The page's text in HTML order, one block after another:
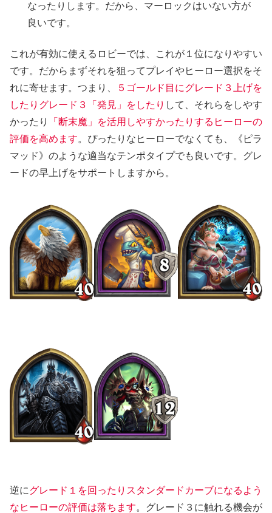
なったりします。だから、マーロックはいない方が
良いです。
これが有効に使えるロビーでは、これが１位になりやすい
です。だからまずそれを狙ってプレイやヒーロー選択をそ
れに寄せます。つまり、
５ゴールド目にグレード３上げを
したりグレード３「発見」をしたり して、それらをしやす
かったり
「断末魔」を活用しやすかったりするヒーローの
評価を高めます。ぴったりなヒーローでなくても、《ピラ
マッド》のような適当なテンポタイプでも良いです。グレ
ードの早上げをサポートしますから。
逆にグレード１を回ったりスタンダードカーブになるよう
なヒーローの評価は落ちます。グレード３に触れる機会が